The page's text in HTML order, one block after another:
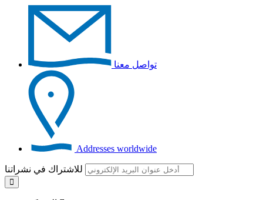
تواصل معنا
Addresses worldwide
للاشتراك في نشراتنا